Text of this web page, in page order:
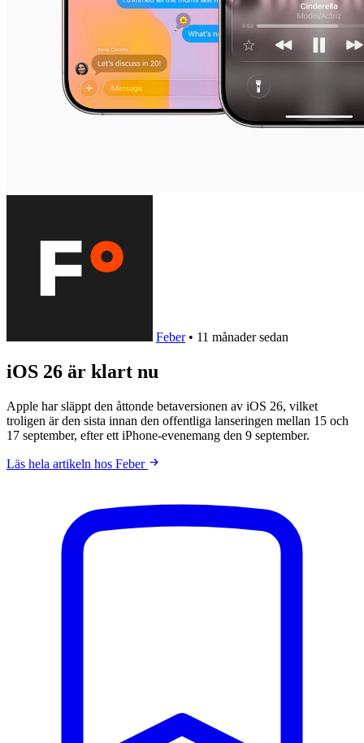
Feber • 11 månader sedan
iOS 26 är klart nu
Apple har släppt den åttonde betaversionen av iOS 26, vilket
troligen är den sista innan den offentliga lanseringen mellan 15 och
17 september, efter ett iPhone-evenemang den 9 september.
Läs hela artikeln hos Feber